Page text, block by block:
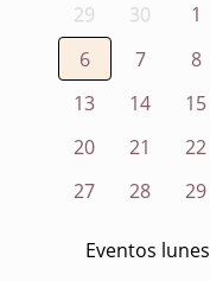
29 30 1
6
7 8
13
14 15
20
21 22
27
28 29
Eventos